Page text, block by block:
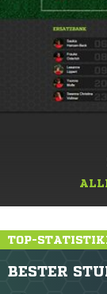
TOP-
BESTER